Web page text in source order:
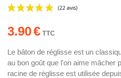
(22 avis)
3.90€ TTC
Le bâton de réglisse est un
au bon goût que l'on aime mâcher
racine de réglisse est utilisée